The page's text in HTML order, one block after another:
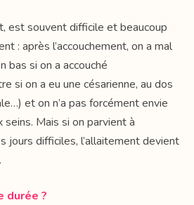
est souvent difficile et beaucoup
: après l’accouchement, on a mal
bas si on a accouché
si on a eu une césarienne, au dos
et on n’a pas forcément envie
seins. Mais si on parvient à
jours difficiles, l’allaitement devient
durée ?